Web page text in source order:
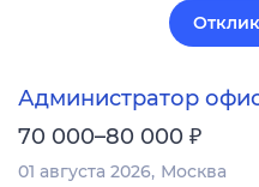
Администратор
70 000–80 000 ₽
01 августа 2026 Москва